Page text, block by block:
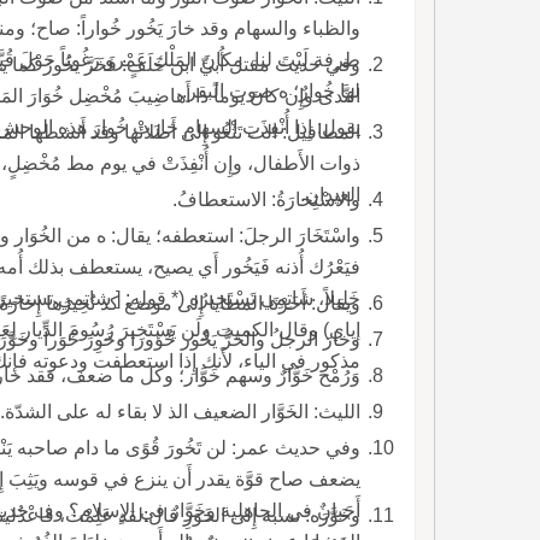
والظباء والسهام وقد خارَ
لها خُوارٌ؛ ه صوت البقر.
وفي حديث مقتل أُبيِّ ابن خَلَفٍ: فَخَرَّ يخُورُ كما
يقول: إِذا أُنْفِذَتِ السهام خارَتْ خُوارَ هذه الوحش.
المطافيل: الت تَثْغُو إِلى أَطلائها وقد
ذوات الأَطفال، وإِن أُنْفِذَتْ في يوم مط مُخْضِلٍ،
العيدان.
والاسْتِخارَةُ: الاستعطافُ.
فيَعْرُك أُذنه فَيَخُور أَي يصيح، يستعطف بذلك
خَلِيلاً، شاتِمِي تَسْتَخِيرُه (* قوله: [ شاتمي
إياي) وقال الكميت ولَن يَسْتَخِيرَ رُسُومَ الدِّيار
مذكور في الياء، لأَنك إِذا استعطفت ودعوته
ويقال: أَخَرْنَا المطايا إِلى موضع كذ نُخِيرُها إِخارَةً صرفناها وعطفناها والخَوَرُ، بالتحريك: الضعف.
وخارَ الرجلُ والحَرُّ يَخُور خُؤورا وخَوِرَ خَوَراً
وَرُمْح خَوَّارٌ وسهم خَوَّار؛ وكل ما ضعف، فقد خار.
الليث: الخَوَّار الضعيف الذ لا بقاء له على الشدّة.
يضعف صاح قوَّة يقدر أَن ينزع في قوسه ويَثِبَ
وخَوَّرَه: نسبه إِلى الخَوَرِ